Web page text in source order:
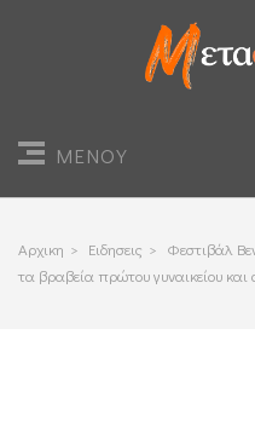
ΜΕΝΟΥ
Αρχικη > Ειδησεις > Φεστιβάλ
τα βραβεία πρώτου γυναικείου και